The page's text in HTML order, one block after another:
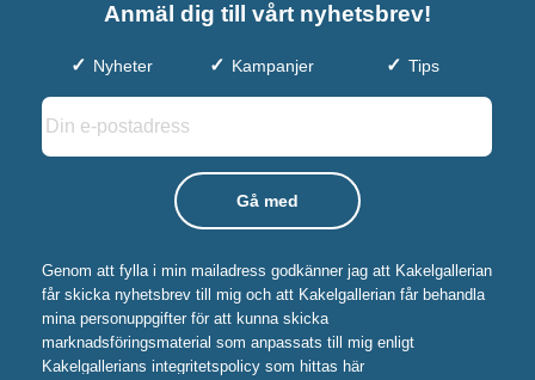
Anmäl dig till vårt nyhetsbrev!
Nyheter Kampanjer Tips
Genom att fylla i min mailadress godkänner jag att Kakelgallerian
får skicka nyhetsbrev till mig och att Kakelgallerian får behandla
mina personuppgifter för att kunna skicka
marknadsföringsmaterial som anpassats till mig enligt
Kakelgallerians integritetspolicy som hittas här